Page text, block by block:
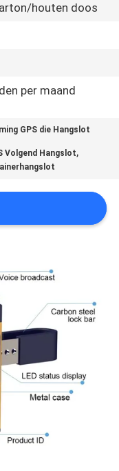
houten doos
per maand
GPS die Hangslot
Volgend Hangslot,